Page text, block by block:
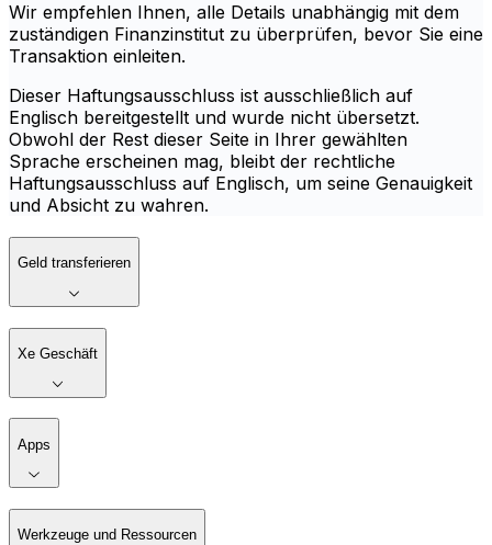
Wir empfehlen Ihnen, alle Details unabhängig mit dem
zuständigen Finanzinstitut zu überprüfen, bevor Sie eine
Transaktion einleiten.
Dieser Haftungsausschluss ist ausschließlich auf
Englisch bereitgestellt und wurde nicht übersetzt.
Obwohl der Rest dieser Seite in Ihrer gewählten
Sprache erscheinen mag, bleibt der rechtliche
Haftungsausschluss auf Englisch, um seine Genauigkeit
und Absicht zu wahren.
Geld transferieren
Xe Geschäft
Apps
Werkzeuge und Ressourcen